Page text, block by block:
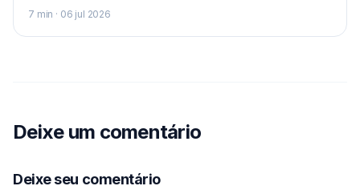
7 min · 06 jul 2026
Deixe um comentário
Deixe seu comentário